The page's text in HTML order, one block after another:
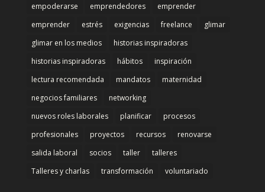
empoderarse
emprendedores
emprender
emprender
estrés exigencias freelance
glimar
glimar en los medios
historias inspiradoras
historias inspiradoras
hábitos
inspiración
lectura recomendada
mandatos
maternidad
negocios familiares
networking
nuevos roles laborales
planificar
procesos
profesionales
proyectos recursos
renovarse
salida laboral
socios taller
talleres
Talleres y charlas
transformación voluntariado